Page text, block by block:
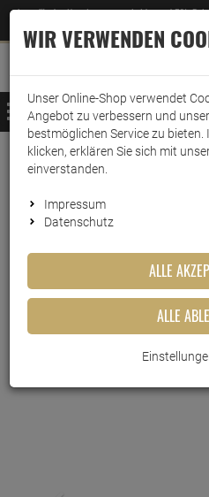
Jetzt für den Newsletter entscheiden und 5%
–Zum
MENÜ
Weiter einkaufen www.wark24.de
Dips & Co.
Old Fashioned Foods
Old Fashioned
227g Cheddar
Artikel-Nummer:10012611
WIR VERWENDEN
Unser Online-Shop verwendet
Angebot zu verbessern und
bestmöglichen Service zu bieten.
klicken, erklären Sie sich mit
einverstanden.
Impressum
Datenschutz
ALLE
ALLE